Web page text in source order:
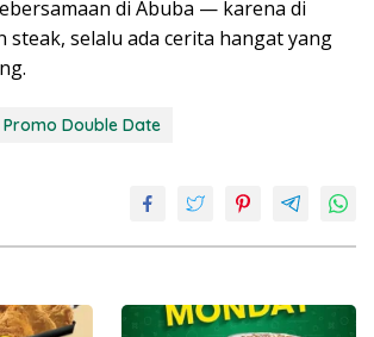
di Abuba — karena di
steak, selalu ada cerita hangat yang
Promo Double Date